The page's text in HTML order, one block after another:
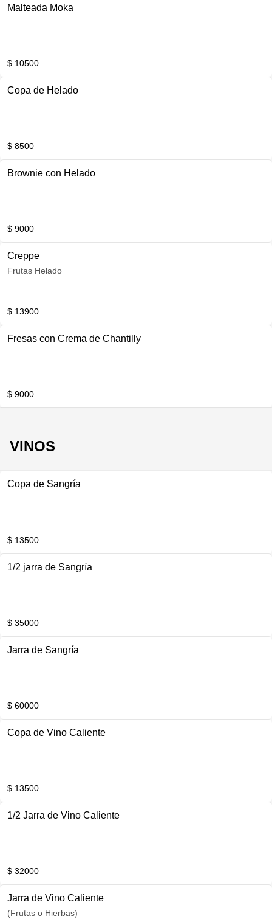
Malteada Moka
$ 10500
Copa de Helado
$ 8500
Brownie con Helado
$ 9000
Creppe
Frutas Helado
$ 13900
Fresas con Crema de Chantilly
$ 9000
VINOS
Copa de Sangría
$ 13500
1/2 jarra de Sangría
$ 35000
Jarra de Sangría
$ 60000
Copa de Vino Caliente
$ 13500
1/2 Jarra de Vino Caliente
$ 32000
Jarra de Vino Caliente
(Frutas o Hierbas)